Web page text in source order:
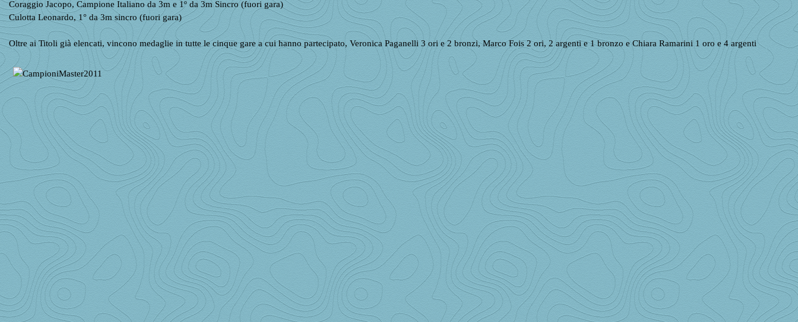
Coraggio Jacopo, Campione Italiano da 3m e 1º da 3m Sincro (fuori gara)
Culotta Leonardo, 1° da 3m sincro (fuori gara)
Oltre ai Titoli già elencati, vincono medaglie in tutte le cinque gare a cui hanno partecipato, Veronica Paganelli 3 ori e 2 bronzi, Marco Fois 2 ori, 2 argenti e 1 bronzo e Chiara Ramarini 1 oro e 4 argenti